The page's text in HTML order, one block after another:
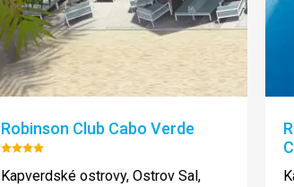
Robinson Club Cabo Verde
Hodnotenie:
4/5
Kapverdské ostrovy, Ostrov Sal,